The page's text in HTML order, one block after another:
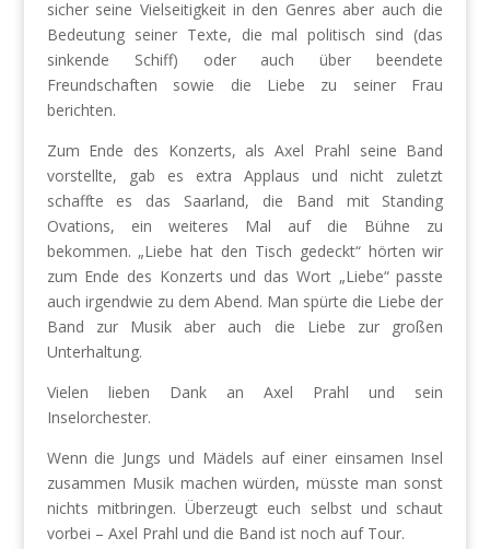
sicher seine Vielseitigkeit in den Genres aber auch die
Bedeutung seiner Texte, die mal politisch sind (das
sinkende Schiff) oder auch über beendete
Freundschaften sowie die Liebe zu seiner Frau
berichten.
Zum Ende des Konzerts, als Axel Prahl seine Band
vorstellte, gab es extra Applaus und nicht zuletzt
schaffte es das Saarland, die Band mit Standing
Ovations, ein weiteres Mal auf die Bühne zu
bekommen. „Liebe hat den Tisch gedeckt“ hörten wir
zum Ende des Konzerts und das Wort „Liebe“ passte
auch irgendwie zu dem Abend. Man spürte die Liebe der
Band zur Musik aber auch die Liebe zur großen
Unterhaltung.
Vielen lieben Dank an Axel Prahl und sein
Inselorchester.
Wenn die Jungs und Mädels auf einer einsamen Insel
zusammen Musik machen würden, müsste man sonst
nichts mitbringen. Überzeugt euch selbst und schaut
vorbei – Axel Prahl und die Band ist noch auf Tour.